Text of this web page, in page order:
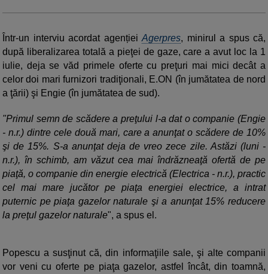
Într-un interviu acordat agenției Agerpres, minirul a spus că,
după liberalizarea totală a pieţei de gaze, care a avut loc la 1
iulie, deja se văd primele oferte cu preţuri mai mici decât a
celor doi mari furnizori tradiţionali, E.ON (în jumătatea de nord
a ţării) şi Engie (în jumătatea de sud).
"Primul semn de scădere a preţului l-a dat o companie (Engie
- n.r.) dintre cele două mari, care a anunţat o scădere de 10%
şi de 15%. S-a anunţat deja de vreo zece zile. Astăzi (luni -
n.r.), în schimb, am văzut cea mai îndrăzneaţă ofertă de pe
piaţă, o companie din energie electrică (Electrica - n.r.), practic
cel mai mare jucător pe piaţa energiei electrice, a intrat
puternic pe piaţa gazelor naturale şi a anunţat 15% reducere
la preţul gazelor naturale", a spus el.
Popescu a susţinut că, din informaţiile sale, şi alte companii
vor veni cu oferte pe piaţa gazelor, astfel încât, din toamnă,